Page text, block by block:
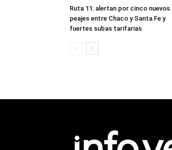
Ruta 11: alertan por cinco nuevos
peajes entre Chaco y Santa Fe y
fuertes subas tarifarias